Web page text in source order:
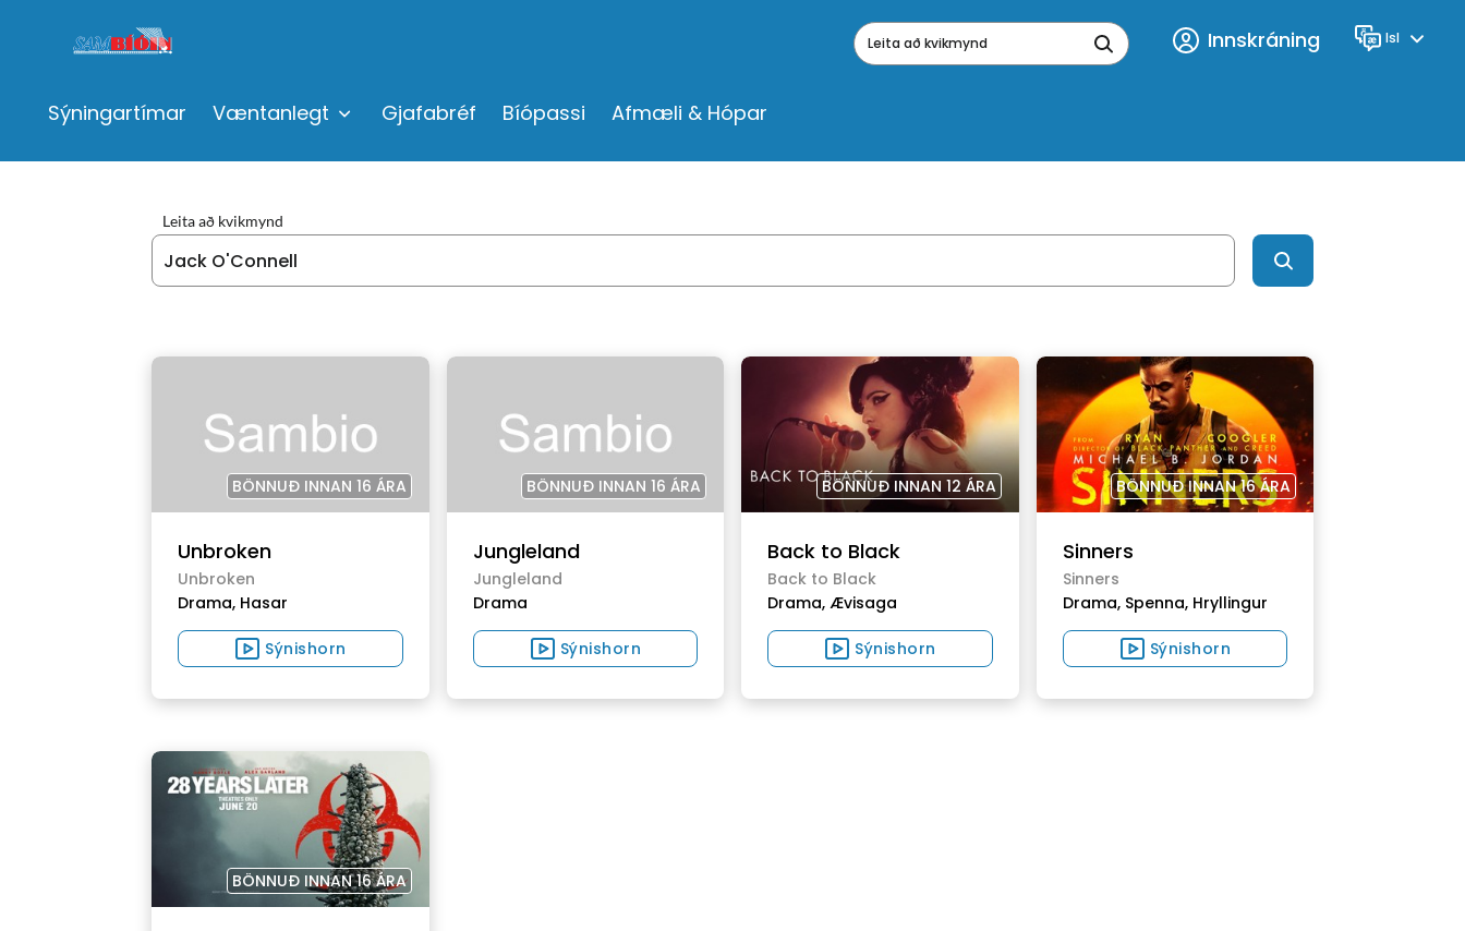
Sýningartímar Væntanlegt Gjafabréf Bíópassi Afmæli & Hópar
Leita að kvikmynd
Innskráning Tungumál
Isl
Leita að kvikmynd
BÖNNUÐ INNAN 16 ÁRA
Unbroken
Unbroken
Drama, Hasar
Sýnishorn
BÖNNUÐ INNAN 16 ÁRA
Jungleland
Jungleland
Drama
Sýnishorn
BÖNNUÐ INNAN 12 ÁRA
Back to Black
Back to Black
Drama, Ævisaga
Sýnishorn
BÖNNUÐ INNAN 16 ÁRA
Sinners
Sinners
Drama, Spenna, Hryllingur
Sýnishorn
BÖNNUÐ INNAN 16 ÁRA